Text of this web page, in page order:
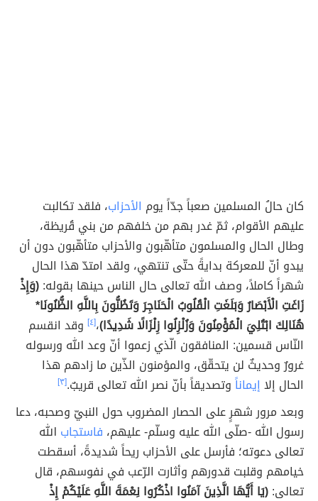
كان حالُ المسلمين صعباً جدّاً يوم الأحزاب، فلقد تكالبت
عليهم الأقوام، ثمّ غدر بهم من خلفهم من بني قُريظة،
وطال الحال والمسلمون متأهّبون والأحزاب متأهّبون دون أن
يبدو أنّ للمعركة بدايةً حتّى تنتهي، ولقد امتدّ هذا الحال
شهراً كاملاً، وصف الله تعالى حال الناس حينها بقوله:(وَإِذْ
زَاغَتِ الْأَبْصَارُ وَبَلَغَتِ الْقُلُوبُ الْحَنَاجِرَ وَتَظُنُّونَ بِاللَّهِ الظُّنُونَا*
هُنَالِكَ ابْتُلِيَ الْمُؤْمِنُونَ وَزُلْزِلُوا زِلْزَالًا شَدِيدًا)،[٤]
وقد انقسم
النّاس قسمين: المنافقون الّذي زعموا أنّ وعد الله ورسوله
غرورٌ وحديثٌ لن يتحقّق، والمؤمنون الذّين ما زادهم هذا
الحال إلاإيماناًوتصديقاً بأنّ نصر الله تعالى قريبٌ.[٣]
وبعد مرور شهرٍ على الحصار المضروب حول النبيّ وصحبه، دعا
رسول الله -صلّى الله عليه وسلّم- عليهم، فاستجاب الله
تعالى دعوته؛ فأرسل على الأحزاب ريحاً شديدةً، أسقطت
خيامهم وقلبت قدورهم وأثارت الرّعب في نفوسهم، قال
تعالى:(يَا أَيُّهَا الَّذِينَ آمَنُوا اذْكُرُوا نِعْمَةَ اللَّهِ عَلَيْكُمْ إِذْ